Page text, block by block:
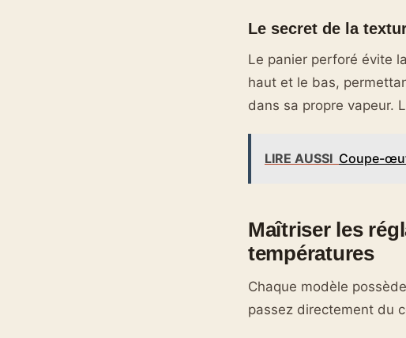
Le secret de la
Le panier perforé évite
haut et le bas,
dans sa propre vapeur.
LIRE AUSSI Coupe-
Maîtriser les
températures
Chaque modèle
passez directement du